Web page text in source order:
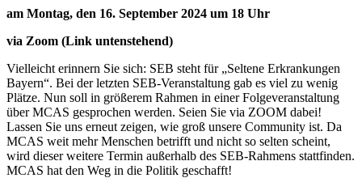
am Montag, den 16. September 2024 um 18 Uhr
via Zoom (Link untenstehend)
Vielleicht erinnern Sie sich: SEB steht für „Seltene Erkrankungen
Bayern“. Bei der letzten SEB-Veranstaltung gab es viel zu wenig
Plätze. Nun soll in größerem Rahmen in einer Folgeveranstaltung
über MCAS gesprochen werden. Seien Sie via ZOOM dabei!
Lassen Sie uns erneut zeigen, wie groß unsere Community ist. Da
MCAS weit mehr Menschen betrifft und nicht so selten scheint,
wird dieser weitere Termin außerhalb des SEB-Rahmens stattfinden.
MCAS hat den Weg in die Politik geschafft!